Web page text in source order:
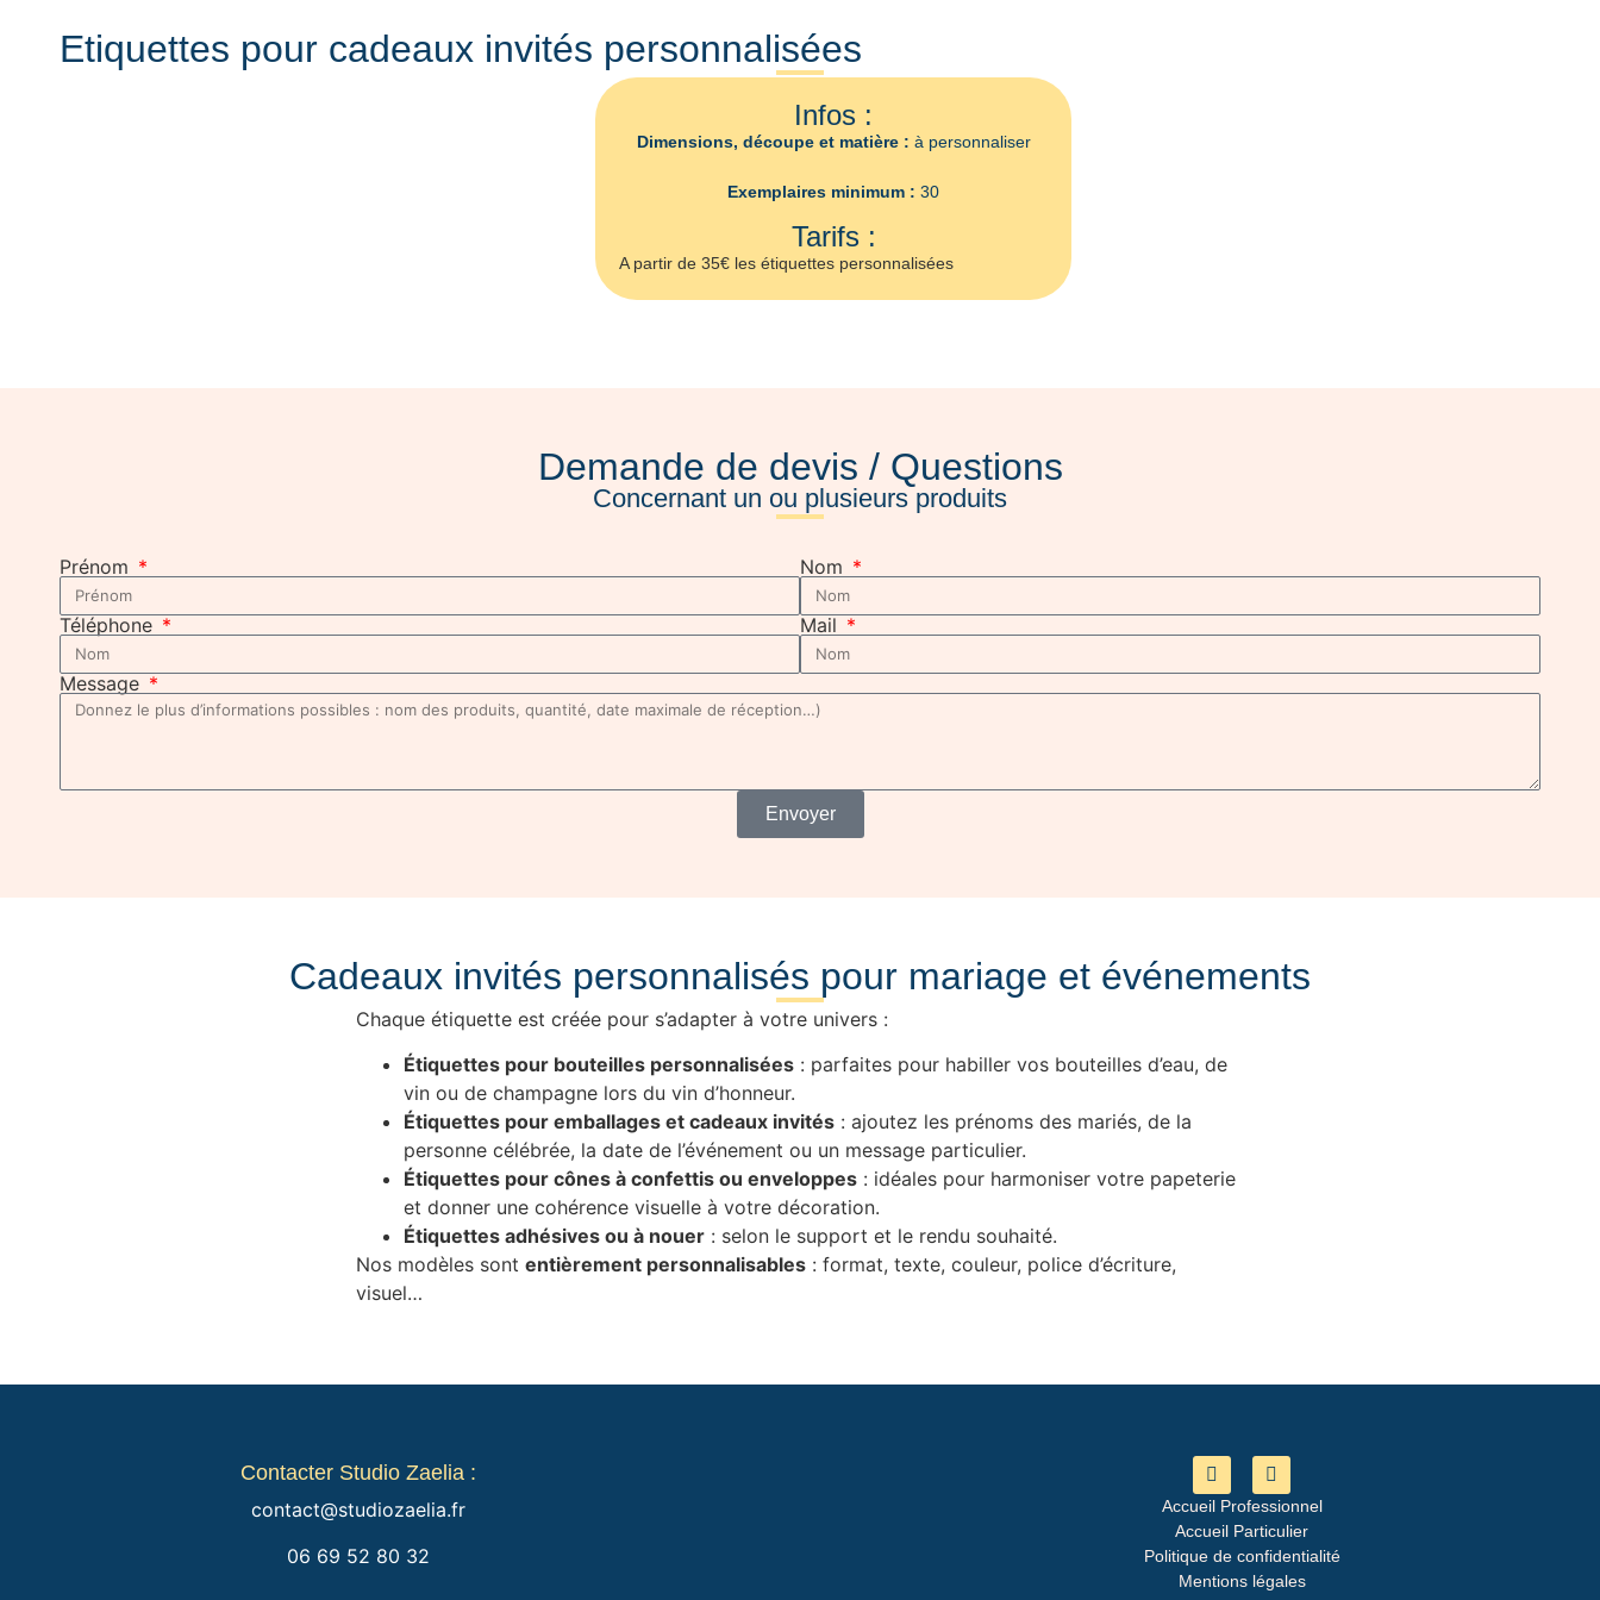
Etiquettes pour cadeaux invités personnalisées
Infos :
Dimensions, découpe et matière : à personnaliser
Exemplaires minimum : 30
Tarifs :
A partir de 35€ les étiquettes personnalisées
Demande de devis / Questions
Concernant un ou plusieurs produits
Prénom Nom
Téléphone Mail
Message
Envoyer
Cadeaux invités personnalisés pour mariage et événements
Chaque étiquette est créée pour s’adapter à votre univers :
Étiquettes pour bouteilles personnalisées: parfaites pour habiller vos bouteilles d’eau, de
vin ou de champagne lors du vin d’honneur.
Étiquettes pour emballages et cadeaux invités: ajoutez les prénoms des mariés, de la
personne célébrée, la date de l’événement ou un message particulier.
Étiquettes pour cônes à confettis ou enveloppes: idéales pour harmoniser votre papeterie
et donner une cohérence visuelle à votre décoration.
Étiquettes adhésives ou à nouer: selon le support et le rendu souhaité.
Nos modèles sont entièrement personnalisables: format, texte, couleur, police d’écriture,
visuel…
Contacter Studio Zaelia :
contact@studiozaelia.fr
06 69 52 80 32
Accueil Professionnel
Accueil Particulier
Politique de confidentialité
Mentions légales